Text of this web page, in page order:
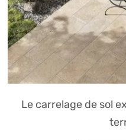
Le carrelage de sol